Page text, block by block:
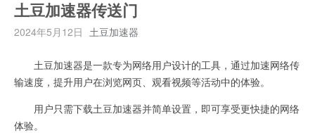
土豆加速器传送门
2024年5月12日 土豆加速器
土豆加速器是一款专为网络用户设计的工具，通过加速网络传
输速度，提升用户在浏览网页、观看视频等活动中的体验。
用户只需下载土豆加速器并简单设置，即可享受更快捷的网络
体验。